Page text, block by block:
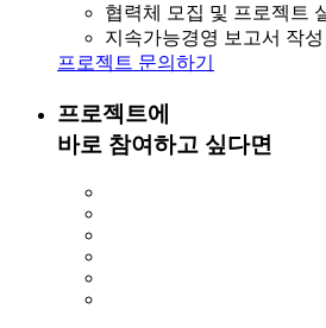
협력체 모집 및 프로젝트
지속가능경영 보고서 작성
프로젝트 문의하기
프로젝트에
바로 참여하고 싶다면